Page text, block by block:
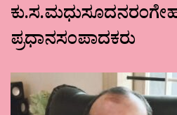
ಪ್ರಧಾನಸಂಪಾದಕರು